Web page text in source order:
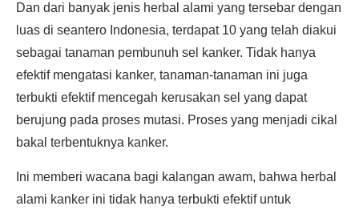
Dan dari banyak jenis herbal alami yang tersebar dengan
luas di seantero Indonesia, terdapat 10 yang telah diakui
sebagai tanaman pembunuh sel kanker. Tidak hanya
efektif mengatasi kanker, tanaman-tanaman ini juga
terbukti efektif mencegah kerusakan sel yang dapat
berujung pada proses mutasi. Proses yang menjadi cikal
bakal terbentuknya kanker.
Ini memberi wacana bagi kalangan awam, bahwa herbal
alami kanker ini tidak hanya terbukti efektif untuk